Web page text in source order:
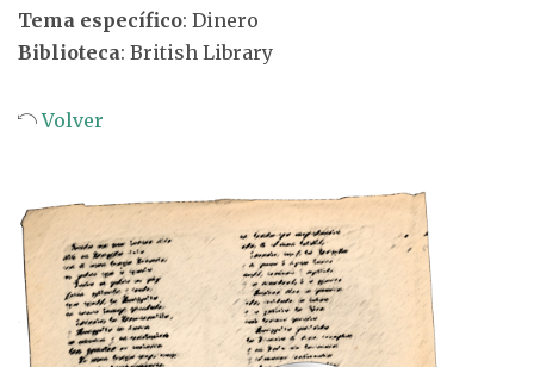
Tema específico: Dinero
Biblioteca: British Library
Volver